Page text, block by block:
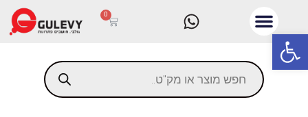
פתח סרגל נגישות
0